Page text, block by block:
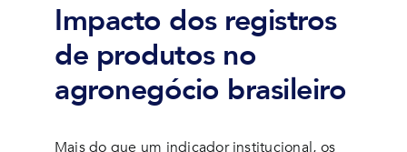
Impacto dos registros
de produtos no
agronegócio brasileiro
Mais do que um indicador institucional, os